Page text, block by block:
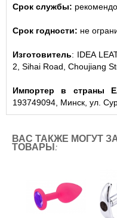
Срок службы:
Срок годности: не
Изготовитель: IDEA
2, Sihai Road, Choujiang
Импортер в страны
193749094, Минск, ул.
ВАС ТАКЖЕ МОГУТ
ТОВАРЫ: